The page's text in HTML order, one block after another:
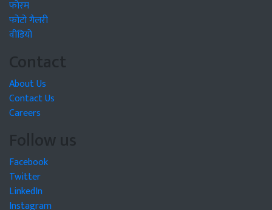
फोरम
फोटो गैलरी
वीडियो
Contact
About Us
Contact Us
Careers
Follow us
Facebook
Twitter
LinkedIn
Instagram